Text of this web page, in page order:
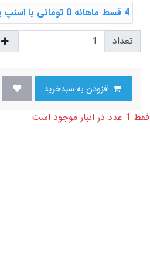
4 قسط ماهانه 0 تومانی با اسنپ ‌پی
تعداد
فقط 1 عدد در انبار موجود است